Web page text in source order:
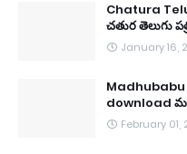
Chatura
చతుర తెలుగు
January 16,
download
February 01,